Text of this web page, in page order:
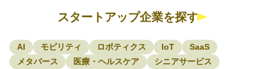
スタートアップ企業を探す
AI モビリティ ロボティクス IoT
SaaS
メタバース
医療・ヘルスケア
シニアサービス